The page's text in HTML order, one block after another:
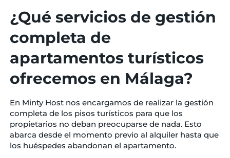
¿Qué servicios de gestión
completa de
apartamentos turísticos
ofrecemos en Málaga?
En Minty Host nos encargamos de realizar la gestión
completa de los pisos turísticos para que los
propietarios no deban preocuparse de nada. Esto
abarca desde el momento previo al alquiler hasta que
los huéspedes abandonan el apartamento.